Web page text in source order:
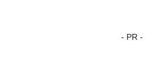
- PR -